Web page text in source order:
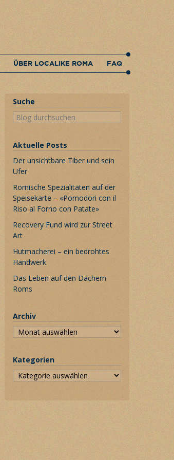
ÜBER LOCALIKE ROMA FAQ
Suche
Aktuelle Posts
Der unsichtbare Tiber und sein
Ufer
Römische Spezialitäten auf der
Speisekarte – «Pomodori con il
Riso al Forno con Patate»
Recovery Fund wird zur Street
Art
Hutmacherei – ein bedrohtes
Handwerk
Das Leben auf den Dächern
Roms
Archiv
Kategorien